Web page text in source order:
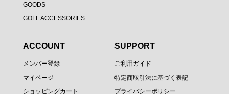
GOODS
GOLF ACCESSORIES
ACCOUNT
メンバー登録
マイページ
ショッピングカート
SUPPORT
ご利用ガイド
特定商取引法に基づく表記
プライバシーポリシー